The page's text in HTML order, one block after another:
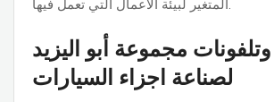
المتغير لبيئة الأعمال التي تعمل فيها.
مجموعة أبو اليزيد
لصناعة اجزاء السيارات